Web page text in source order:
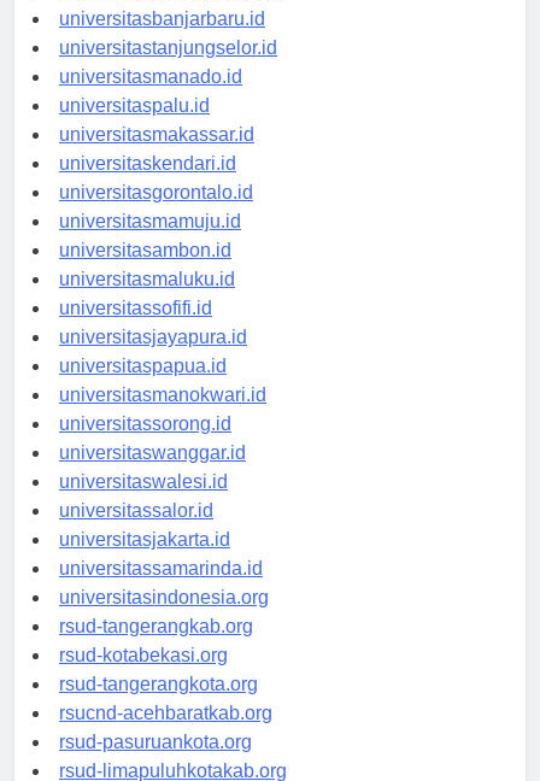
universitaspalangkaraya.id
universitasbanjarbaru.id
universitastanjungselor.id
universitasmanado.id
universitaspalu.id
universitasmakassar.id
universitaskendari.id
universitasgorontalo.id
universitasmamuju.id
universitasambon.id
universitasmaluku.id
universitassofifi.id
universitasjayapura.id
universitaspapua.id
universitasmanokwari.id
universitassorong.id
universitaswanggar.id
universitaswalesi.id
universitassalor.id
universitasjakarta.id
universitassamarinda.id
universitasindonesia.org
rsud-tangerangkab.org
rsud-kotabekasi.org
rsud-tangerangkota.org
rsucnd-acehbaratkab.org
rsud-pasuruankota.org